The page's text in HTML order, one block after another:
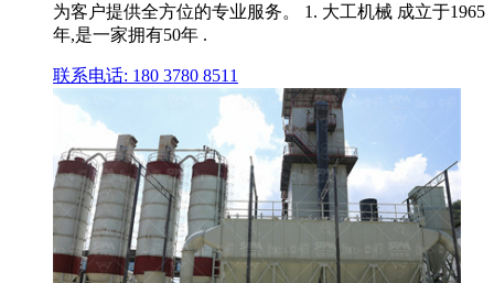
为客户提供全方位的专业服务。 1. 大工机械 成立于1965
年,是一家拥有50年 .
联系电话: 180 3780 8511